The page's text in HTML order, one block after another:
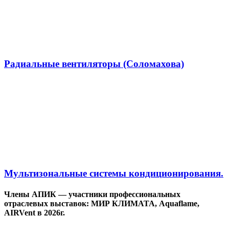
Радиальные вентиляторы (Соломахова)
Мультизональные системы кондиционирования.
Члены АПИК — участники профессиональных
отраслевых выставок: МИР КЛИМАТА, Aquaflame,
AIRVent в 2026г.